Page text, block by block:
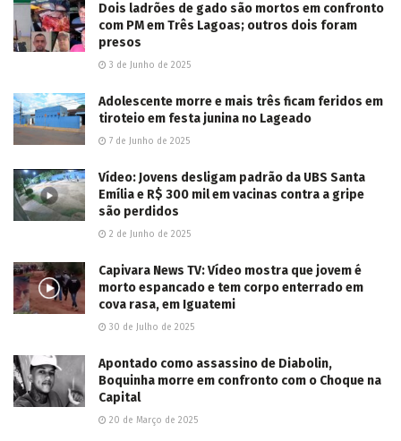
Dois ladrões de gado são mortos em confronto
com PM em Três Lagoas; outros dois foram
presos
3 de Junho de 2025
Adolescente morre e mais três ficam feridos em
tiroteio em festa junina no Lageado
7 de Junho de 2025
Vídeo: Jovens desligam padrão da UBS Santa
Emília e R$ 300 mil em vacinas contra a gripe
são perdidos
2 de Junho de 2025
Capivara News TV: Vídeo mostra que jovem é
morto espancado e tem corpo enterrado em
cova rasa, em Iguatemi
30 de Julho de 2025
Apontado como assassino de Diabolin,
Boquinha morre em confronto com o Choque na
Capital
20 de Março de 2025